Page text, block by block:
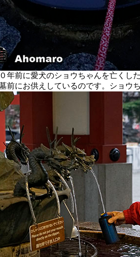
年前に愛犬のショウちゃんを亡くし
前にお供えしているのです。ショウ